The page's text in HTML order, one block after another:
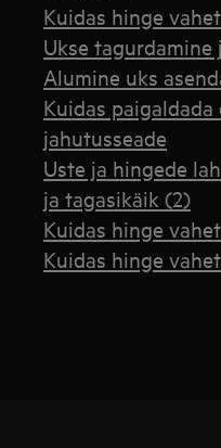
Kuidas hinge
Ukse tagurdamine
Alumine uks
Kuidas
jahutusseade
Uste ja hingede
ja tagasikäik (2)
Kuidas hinge
Kuidas hinge